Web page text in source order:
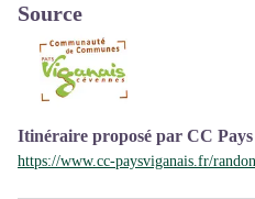
Source
Itinéraire proposé par CC
https://www.cc-paysviganais.fr/